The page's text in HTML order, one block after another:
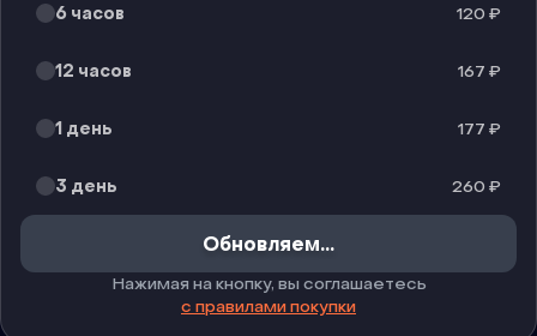
6 часов 120 ₽
12 часов 167 ₽
1 день 177 ₽
3 день 260 ₽
Купить
Нажимая на кнопку, вы соглашаетесь
с правилами покупки